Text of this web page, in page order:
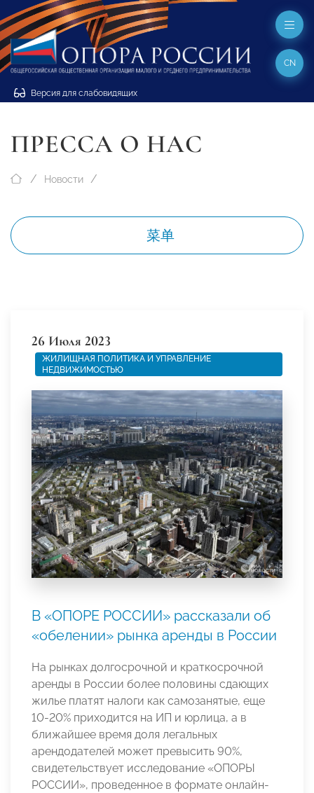
Версия для слабовидящих
CN
ПРЕССА О НАС
Новости
菜单
26 Июля 2023
ЖИЛИЩНАЯ ПОЛИТИКА И УПРАВЛЕНИЕ
НЕДВИЖИМОСТЬЮ
В «ОПОРЕ РОССИИ» рассказали об
«обелении» рынка аренды в России
На рынках долгосрочной и краткосрочной
аренды в России более половины сдающих
жилье платят налоги как самозанятые, еще
10-20% приходится на ИП и юрлица, а в
ближайшее время доля легальных
арендодателей может превысить 90%,
свидетельствует исследование «ОПОРЫ
РОССИИ», проведенное в формате онлайн-